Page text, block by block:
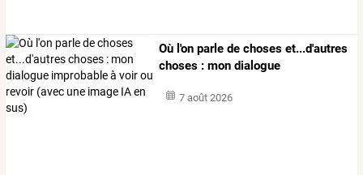
Où l'on parle de choses et...d'autres
choses : mon dialogue
7 août 2026